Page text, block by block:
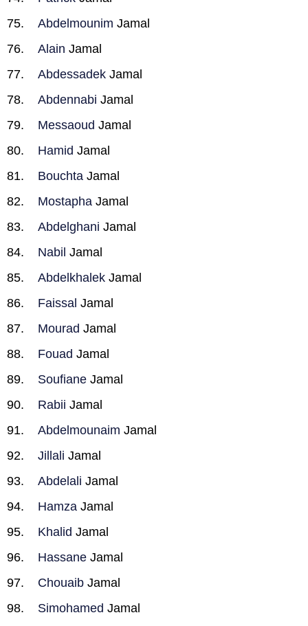
Abdelmounim Jamal
Alain Jamal
Abdessadek Jamal
Abdennabi Jamal
Messaoud Jamal
Hamid Jamal
Bouchta Jamal
Mostapha Jamal
Abdelghani Jamal
Nabil Jamal
Abdelkhalek Jamal
Faissal Jamal
Mourad Jamal
Fouad Jamal
Soufiane Jamal
Rabii Jamal
Abdelmounaim Jamal
Jillali Jamal
Abdelali Jamal
Hamza Jamal
Khalid Jamal
Hassane Jamal
Chouaib Jamal
Simohamed Jamal